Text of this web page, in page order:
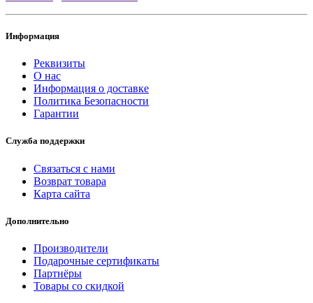
Информация
Реквизиты
О нас
Информация о доставке
Политика Безопасности
Гарантии
Служба поддержки
Связаться с нами
Возврат товара
Карта сайта
Дополнительно
Производители
Подарочные сертификаты
Партнёры
Товары со скидкой